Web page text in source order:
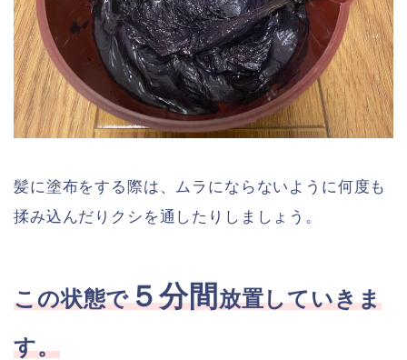
髪に塗布をする際は、ムラにならないように何度も
揉み込んだりクシを通したりしましょう。
この状態で５分間放置していきま
す。